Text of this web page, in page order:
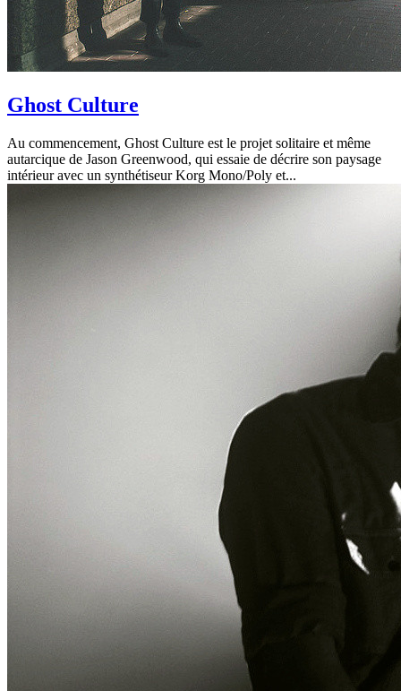
Ghost Culture
Au commencement, Ghost Culture est le projet solitaire et même
autarcique de Jason Greenwood, qui essaie de décrire son paysage
intérieur avec un synthétiseur Korg Mono/Poly et...